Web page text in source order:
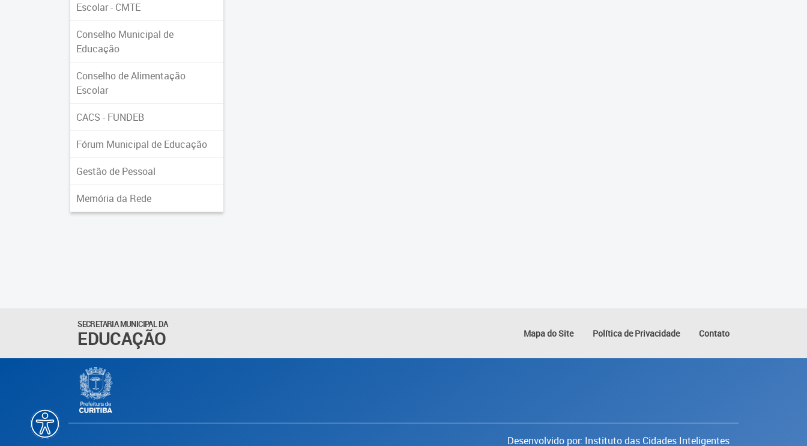
Escolar - CMTE
Conselho Municipal de
Educação
Conselho de Alimentação
Escolar
CACS - FUNDEB
Fórum Municipal de Educação
Gestão de Pessoal
Memória da Rede
SECRETARIA MUNICIPAL DA
EDUCAÇÃO Mapa do Site Política de Privacidade Contato
Desenvolvido por: Instituto das Cidades Inteligentes